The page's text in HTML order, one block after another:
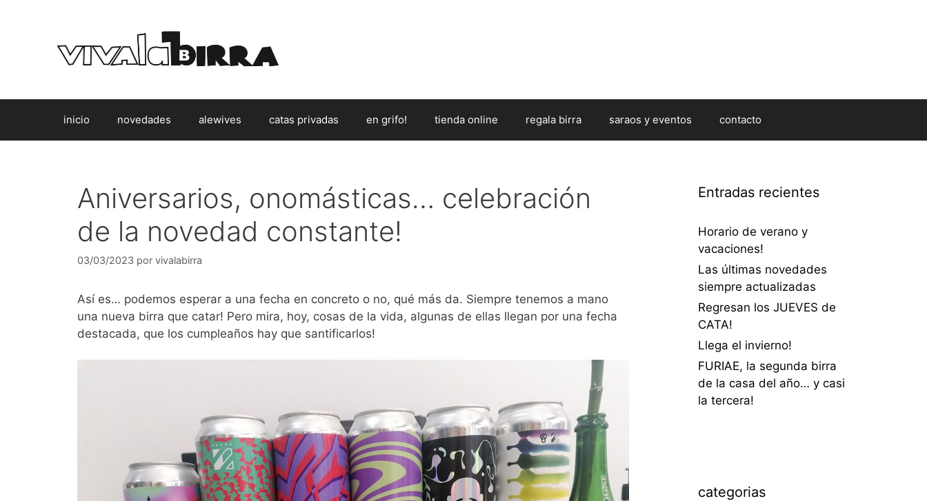
inicio novedades alewives catas privadas en grifo! tienda online regala birra saraos y eventos contacto
Aniversarios, onomásticas… celebración
de la novedad constante!
03/03/2023 por vivalabirra
Así es… podemos esperar a una fecha en concreto o no, qué más da. Siempre tenemos a mano
una nueva birra que catar! Pero mira, hoy, cosas de la vida, algunas de ellas llegan por una fecha
destacada, que los cumpleaños hay que santificarlos!
Entradas recientes
Horario de verano y
vacaciones!
Las últimas novedades
siempre actualizadas
Regresan los JUEVES de
CATA!
Llega el invierno!
FURIAE, la segunda birra
de la casa del año… y casi
la tercera!
categorias